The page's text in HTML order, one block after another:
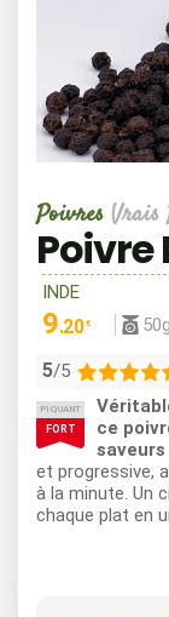
Poivres Vrais
INDE
9.20 € 50g
5/5
PIQUANT
FORT
ce
et progressive,
à la minute. Un
chaque plat en